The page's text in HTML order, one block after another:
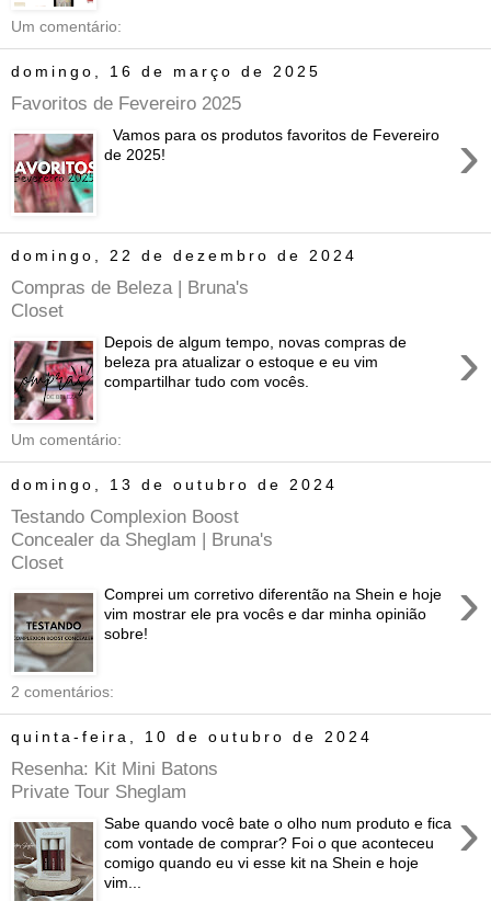
Um comentário:
domingo, 16 de março de 2025
Favoritos de Fevereiro 2025
›
Vamos para os produtos favoritos de Fevereiro
de 2025!
domingo, 22 de dezembro de 2024
Compras de Beleza | Bruna's
Closet
›
Depois de algum tempo, novas compras de
beleza pra atualizar o estoque e eu vim
compartilhar tudo com vocês.
Um comentário:
domingo, 13 de outubro de 2024
Testando Complexion Boost
Concealer da Sheglam | Bruna's
Closet
›
Comprei um corretivo diferentão na Shein e hoje
vim mostrar ele pra vocês e dar minha opinião
sobre!
2 comentários:
quinta-feira, 10 de outubro de 2024
Resenha: Kit Mini Batons
Private Tour Sheglam
›
Sabe quando você bate o olho num produto e fica
com vontade de comprar? Foi o que aconteceu
comigo quando eu vi esse kit na Shein e hoje
vim...